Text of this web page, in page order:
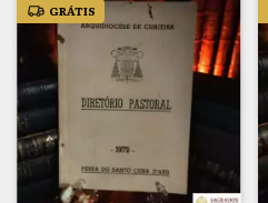
GRÁTIS